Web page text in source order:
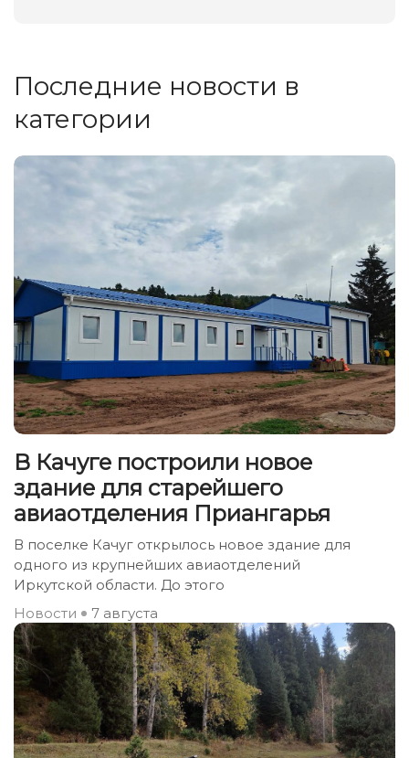
Последние новости в
категории
В Качуге построили новое
здание для старейшего
авиаотделения Приангарья
В поселке Качуг открылось новое здание для
одного из крупнейших авиаотделений
Иркутской области. До этого
Новости
7 августа